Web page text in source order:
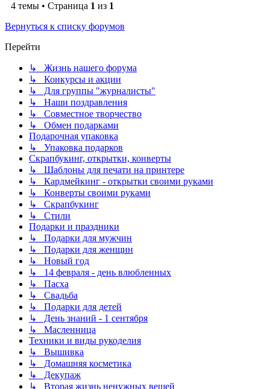
4 темы • Страница 1 из 1
Вернуться к списку форумов
Перейти
↳ Жизнь нашего форума
↳ Конкурсы и акции
↳ Для группы "журналисты"
↳ Наши поздравления
↳ Совместное творчество
↳ Обмен подарками
Подарочная упаковка
↳ Упаковка подарков
Скрапбукинг, открытки, конверты
↳ Шаблоны для печати на принтере
↳ Кардмейкинг - открытки своими руками
↳ Конверты своими руками
↳ Скрапбукинг
↳ Стили
Подарки и праздники
↳ Подарки для мужчин
↳ Подарки для женщин
↳ Новый год
↳ 14 февраля - день влюбленных
↳ Пасха
↳ Свадьба
↳ Подарки для детей
↳ День знаний - 1 сентября
↳ Масленница
Техники и виды рукоделия
↳ Вышивка
↳ Домашняя косметика
↳ Декупаж
↳ Вторая жизнь ненужных вещей